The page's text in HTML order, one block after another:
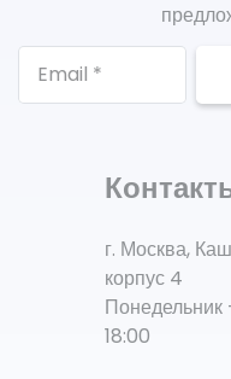
г. Москва,
корпус 4
18:00